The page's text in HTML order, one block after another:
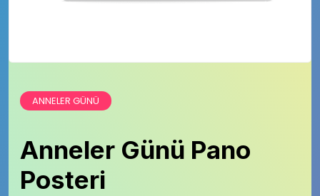
ANNELER GÜNÜ
Anneler Günü Pano
Posteri